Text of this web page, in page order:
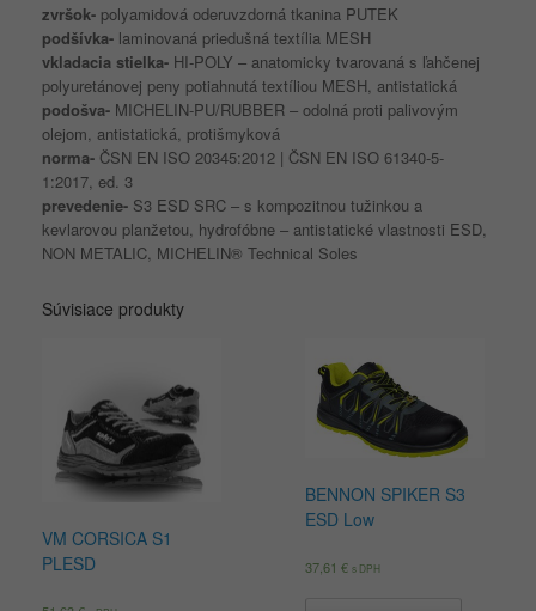
zvršok- polyamidová oderuvzdorná tkanina PUTEK
podšívka- laminovaná priedušná textília MESH
vkladacia stielka- HI-POLY – anatomicky tvarovaná s ľahčenej
polyuretánovej peny potiahnutá textíliou MESH, antistatická
podošva- MICHELIN-PU/RUBBER – odolná proti palivovým
olejom, antistatická, protišmyková
norma- ČSN EN ISO 20345:2012 | ČSN EN ISO 61340-5-
1:2017, ed. 3
prevedenie- S3 ESD SRC – s kompozitnou tužinkou a
kevlarovou planžetou, hydrofóbne – antistatické vlastnosti ESD,
NON METALIC, MICHELIN® Technical Soles
Súvisiace produkty
VM CORSICA S1
PLESD
BENNON SPIKER S3
ESD Low
37,61€ s DPH